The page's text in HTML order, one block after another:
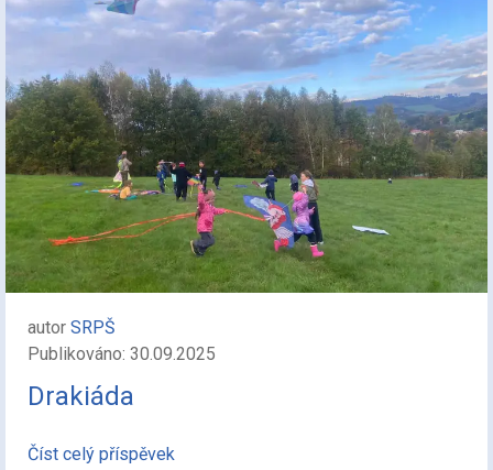
autor SRPŠ
Publikováno: 30.09.2025
Drakiáda
Číst celý příspěvek